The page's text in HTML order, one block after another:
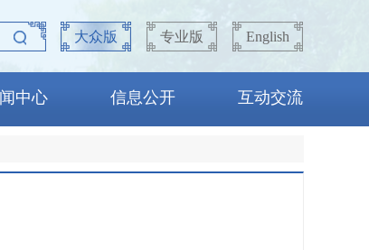
大众版 专业版 English
中心 信息公开 互动交流